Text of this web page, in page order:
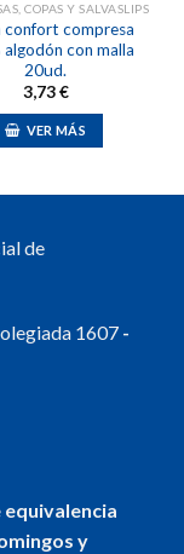
COPAS Y SALVASLIPS
confort compresa
algodón con malla
20ud.
3,73€
VER MÁS
de
1607 -
equivalencia
y